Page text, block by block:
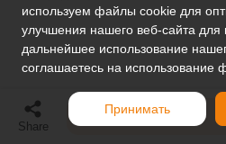
Share
Send Inquiry
используем файлы cookie для
улучшения нашего веб-сайта для
дальнейшее использование
соглашаетесь на использование
Принимать